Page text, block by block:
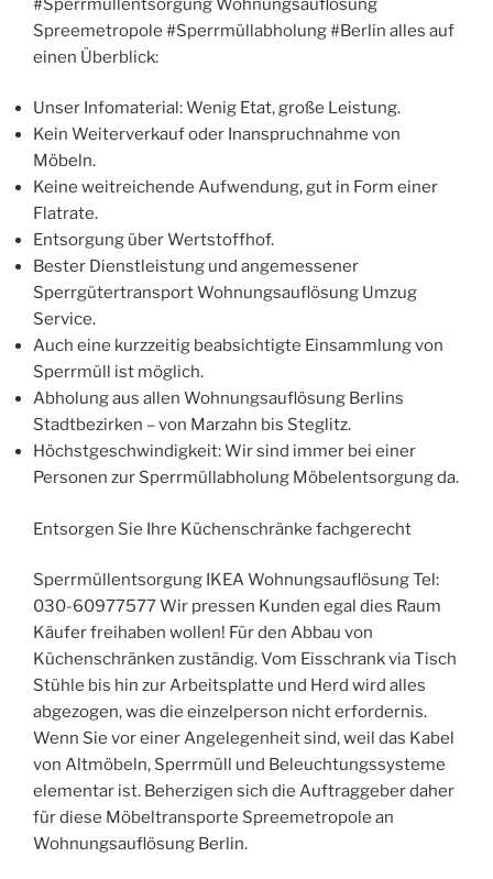
Spreemetropole #Sperrmüllabholung #Berlin alles auf
einen Überblick:
Unser Infomaterial: Wenig Etat, große Leistung.
Kein Weiterverkauf oder Inanspruchnahme von
Möbeln.
Keine weitreichende Aufwendung, gut in Form einer
Flatrate.
Entsorgung über Wertstoffhof.
Bester Dienstleistung und angemessener
Sperrgütertransport Wohnungsauflösung Umzug
Service.
Auch eine kurzzeitig beabsichtigte Einsammlung von
Sperrmüll ist möglich.
Abholung aus allen Wohnungsauflösung Berlins
Stadtbezirken – von Marzahn bis Steglitz.
Höchstgeschwindigkeit: Wir sind immer bei einer
Personen zur Sperrmüllabholung Möbelentsorgung da.
Entsorgen Sie Ihre Küchenschränke fachgerecht
Sperrmüllentsorgung IKEA Wohnungsauflösung Tel:
030-60977577 Wir pressen Kunden egal dies Raum
Käufer freihaben wollen! Für den Abbau von
Küchenschränken zuständig. Vom Eisschrank via Tisch
Stühle bis hin zur Arbeitsplatte und Herd wird alles
abgezogen, was die einzelperson nicht erfordernis.
Wenn Sie vor einer Angelegenheit sind, weil das Kabel
von Altmöbeln, Sperrmüll und Beleuchtungssysteme
elementar ist. Beherzigen sich die Auftraggeber daher
für diese Möbeltransporte Spreemetropole an
Wohnungsauflösung Berlin.